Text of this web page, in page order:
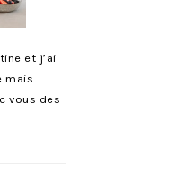
et j’ai
mais
vous des